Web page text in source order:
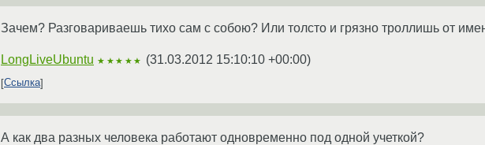
Зачем? Разговариваешь тихо сам с собою? Или толсто и грязно троллишь от
LongLiveUbuntu ★★★★★ (31.03.2012 15:10:10 +00:00)
Ссылка
А как два разных человека работают одновременно под одной учеткой?